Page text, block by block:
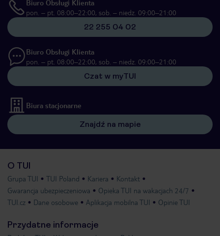
Biuro Obsługi Klienta
pon. – pt. 08:00–22:00, sob. – niedz. 09:00–21:00
22 255 04 02
Biuro Obsługi Klienta
pon. – pt. 08:00–22:00, sob. – niedz. 09:00–21:00
Czat w myTUI
Biura stacjonarne
Znajdź na mapie
O TUI
Grupa TUI TUI Poland Kariera
Kontakt
Gwarancja ubezpieczeniowa
Opieka TUI na wakacjach 24/7
TUI.cz
Dane osobowe Aplikacja mobilna TUI Opinie TUI
Przydatne informacje